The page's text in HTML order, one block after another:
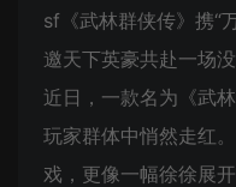
sf《武林群侠传》携“
邀天下英豪共赴一场
近日，一款名为《武
玩家群体中悄然走红
戏，更像一幅徐徐展